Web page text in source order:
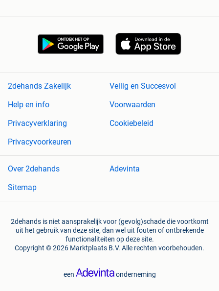
2dehands Zakelijk
Veilig en Succesvol
Help en info
Voorwaarden
Privacyverklaring
Cookiebeleid
Privacyvoorkeuren
Over 2dehands
Adevinta
Sitemap
2dehands is niet aansprakelijk voor (gevolg)schade die voortkomt
uit het gebruik van deze site, dan wel uit fouten of ontbrekende
functionaliteiten op deze site.
Copyright © 2026 Marktplaats B.V. Alle rechten voorbehouden.
een onderneming